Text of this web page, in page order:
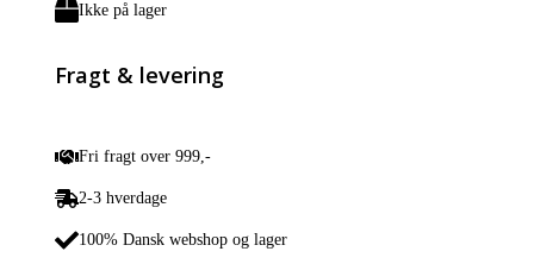
Ikke på lager
Fragt & levering
Fri fragt over 999,-
2-3 hverdage
100% Dansk webshop og lager